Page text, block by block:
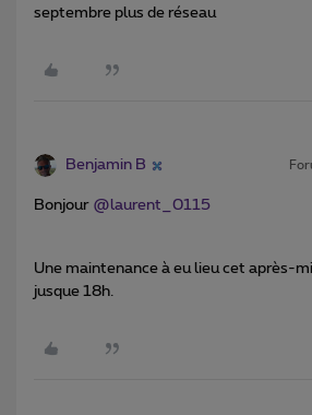
septembre plus de réseau
Benjamin B
Bonjour @laurent_0115
Une maintenance à eu lieu cet après-
jusque 18h.